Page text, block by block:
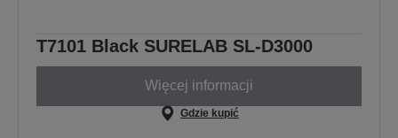
T7101 Black SURELAB SL-D3000
Więcej informacji
Gdzie kupić